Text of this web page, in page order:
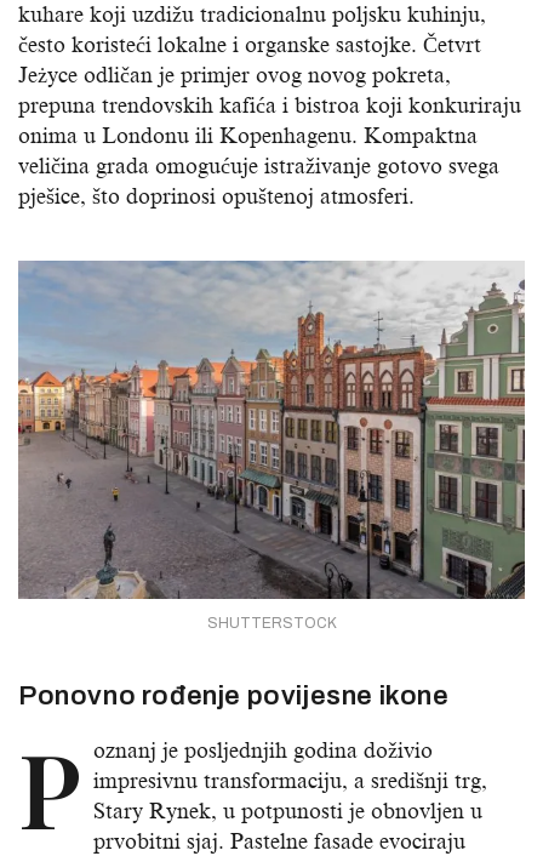
kuhare koji uzdižu tradicionalnu poljsku kuhinju,
često koristeći lokalne i organske sastojke. Četvrt
Jeżyce odličan je primjer ovog novog pokreta,
prepuna trendovskih kafića i bistroa koji konkuriraju
onima u Londonu ili Kopenhagenu. Kompaktna
veličina grada omogućuje istraživanje gotovo svega
pješice, što doprinosi opuštenoj atmosferi.
SHUTTERSTOCK
Ponovno rođenje povijesne ikone
P oznanj je posljednjih godina doživio
impresivnu transformaciju, a središnji trg,
Stary Rynek, u potpunosti je obnovljen u
prvobitni sjaj. Pastelne fasade evociraju